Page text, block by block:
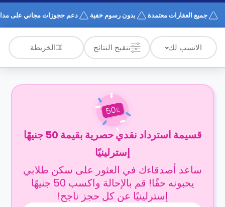
كيف
تعمل؟
الأسئلة
الشائعة
جميع العقارات معتمدة بدون رسوم خفية دعم حجوزات مجاني على مدار
الانسب لك تنقيح النتائج الخريطة
£
50
قسيمة استرداد نقدي حصرية بقيمة 50 جنيهًا
إسترلينيًا
ساعد أصدقاءك في العثور على سكن طلابي
يحبونه حقًا! قم بالإحالة واكسب 50 جنيهًا
إسترلينيًا عن كل حجز ناجح!